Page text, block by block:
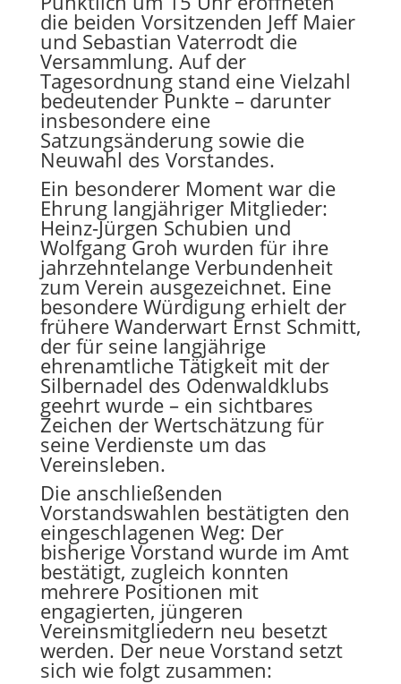
die beiden Vorsitzenden Jeff Maier
und Sebastian Vaterrodt die
Versammlung. Auf der
Tagesordnung stand eine Vielzahl
bedeutender Punkte – darunter
insbesondere eine
Satzungsänderung sowie die
Neuwahl des Vorstandes.
Ein besonderer Moment war die
Ehrung langjähriger Mitglieder:
Heinz-Jürgen Schubien und
Wolfgang Groh wurden für ihre
jahrzehntelange Verbundenheit
zum Verein ausgezeichnet. Eine
besondere Würdigung erhielt der
frühere Wanderwart Ernst Schmitt,
der für seine langjährige
ehrenamtliche Tätigkeit mit der
Silbernadel des Odenwaldklubs
geehrt wurde – ein sichtbares
Zeichen der Wertschätzung für
seine Verdienste um das
Vereinsleben.
Die anschließenden
Vorstandswahlen bestätigten den
eingeschlagenen Weg: Der
bisherige Vorstand wurde im Amt
bestätigt, zugleich konnten
mehrere Positionen mit
engagierten, jüngeren
Vereinsmitgliedern neu besetzt
werden. Der neue Vorstand setzt
sich wie folgt zusammen: